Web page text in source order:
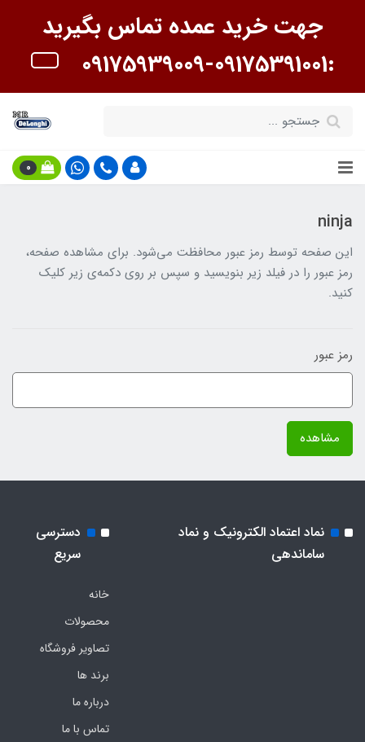
جهت خرید عمده تماس بگیرید
:09175391001-09175939009
0
ninja
این صفحه توسط رمز عبور محافظت می‌شود. برای مشاهده صفحه،
رمز عبور را در فیلد زیر بنویسید و سپس بر روی دکمه‌ی زیر کلیک
کنید.
رمز عبور
مشاهده
نماد اعتماد الکترونیک و نماد
ساماندهی
دسترسی
سریع
خانه
محصولات
تصاویر فروشگاه
برند ها
درباره ما
تماس با ما